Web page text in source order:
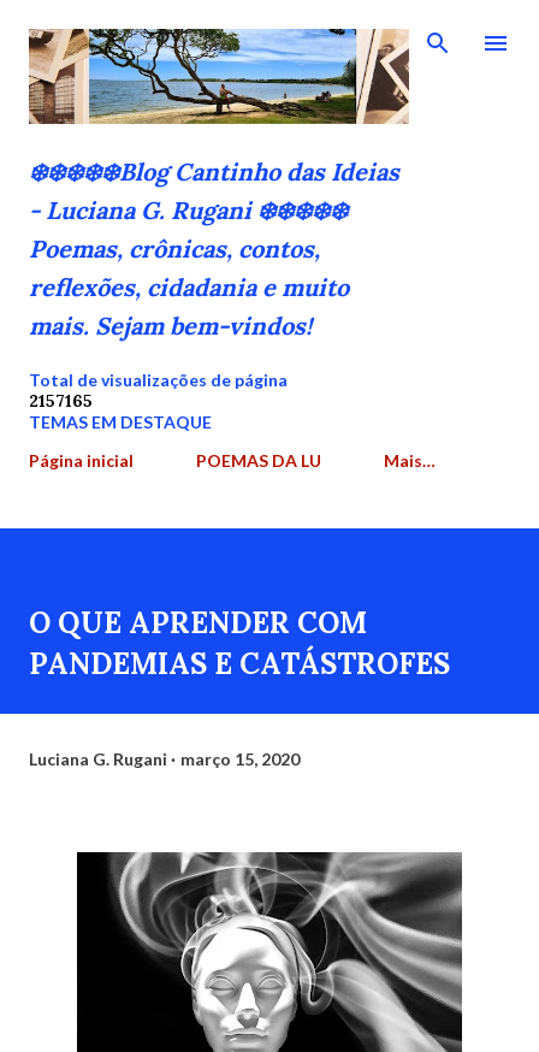
Pular para o conteúdo principal
❄️❄️❄️❄️❄️Blog Cantinho das Ideias
- Luciana G. Rugani ❄️❄️❄️❄️❄️
Poemas, crônicas, contos,
reflexões, cidadania e muito
mais. Sejam bem-vindos!
Total de visualizações de página
2157165
TEMAS EM DESTAQUE
Página inicial
POEMAS DA LU Mais…
O QUE APRENDER COM
PANDEMIAS E CATÁSTROFES
Luciana G. Rugani março 15, 2020